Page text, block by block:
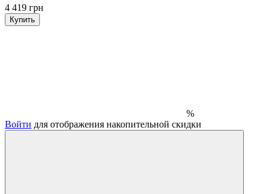
4 419 грн
Купить
%
Войти для отображения накопительной скидки